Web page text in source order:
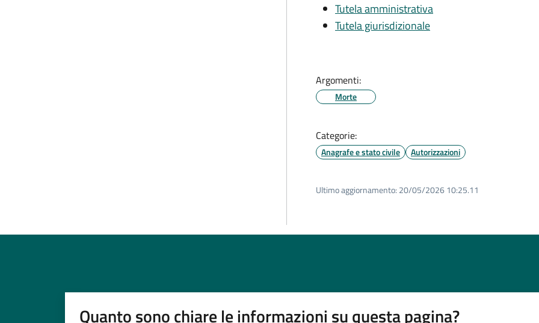
Tutela amministrativa
Tutela giurisdizionale
Argomenti:
Morte
Categorie:
Anagrafe e stato civile Autorizzazioni
Ultimo aggiornamento: 20/05/2026 10:25.11
Quanto sono chiare le informazioni su questa pagina?